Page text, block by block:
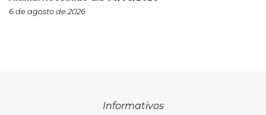
6 de agosto de 2026
Informativos